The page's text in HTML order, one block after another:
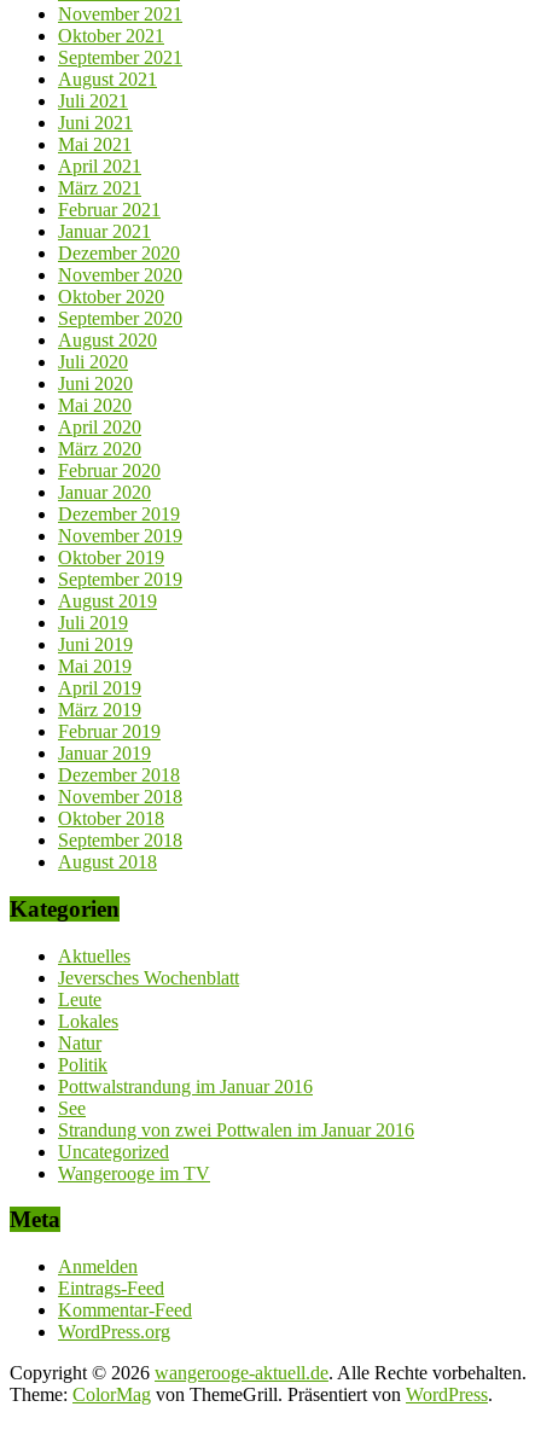
November 2021
Oktober 2021
September 2021
August 2021
Juli 2021
Juni 2021
Mai 2021
April 2021
März 2021
Februar 2021
Januar 2021
Dezember 2020
November 2020
Oktober 2020
September 2020
August 2020
Juli 2020
Juni 2020
Mai 2020
April 2020
März 2020
Februar 2020
Januar 2020
Dezember 2019
November 2019
Oktober 2019
September 2019
August 2019
Juli 2019
Juni 2019
Mai 2019
April 2019
März 2019
Februar 2019
Januar 2019
Dezember 2018
November 2018
Oktober 2018
September 2018
August 2018
Kategorien
Aktuelles
Jeversches Wochenblatt
Leute
Lokales
Natur
Politik
Pottwalstrandung im Januar 2016
See
Strandung von zwei Pottwalen im Januar 2016
Uncategorized
Wangerooge im TV
Meta
Anmelden
Eintrags-Feed
Kommentar-Feed
WordPress.org
Copyright © 2026 wangerooge-aktuell.de. Alle Rechte vorbehalten.
Theme: ColorMag von ThemeGrill. Präsentiert von WordPress.